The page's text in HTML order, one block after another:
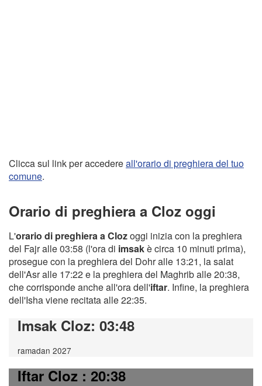
Clicca sul link per accedereall'orario di preghiera del tuo
comune.
Orario di preghiera a Cloz oggi
L'orario di preghiera a Clozoggi inizia con la preghiera
del Fajr alle 03:58 (l'ora di imsakè circa 10 minuti prima),
prosegue con la preghiera del Dohr alle 13:21, la salat
dell'Asr alle 17:22 e la preghiera del Maghrib alle 20:38,
che corrisponde anche all'ora dell'iftar. Infine, la preghiera
dell'Isha viene recitata alle 22:35.
Imsak Cloz: 03:48
ramadan 2027
Iftar Cloz: 20:38